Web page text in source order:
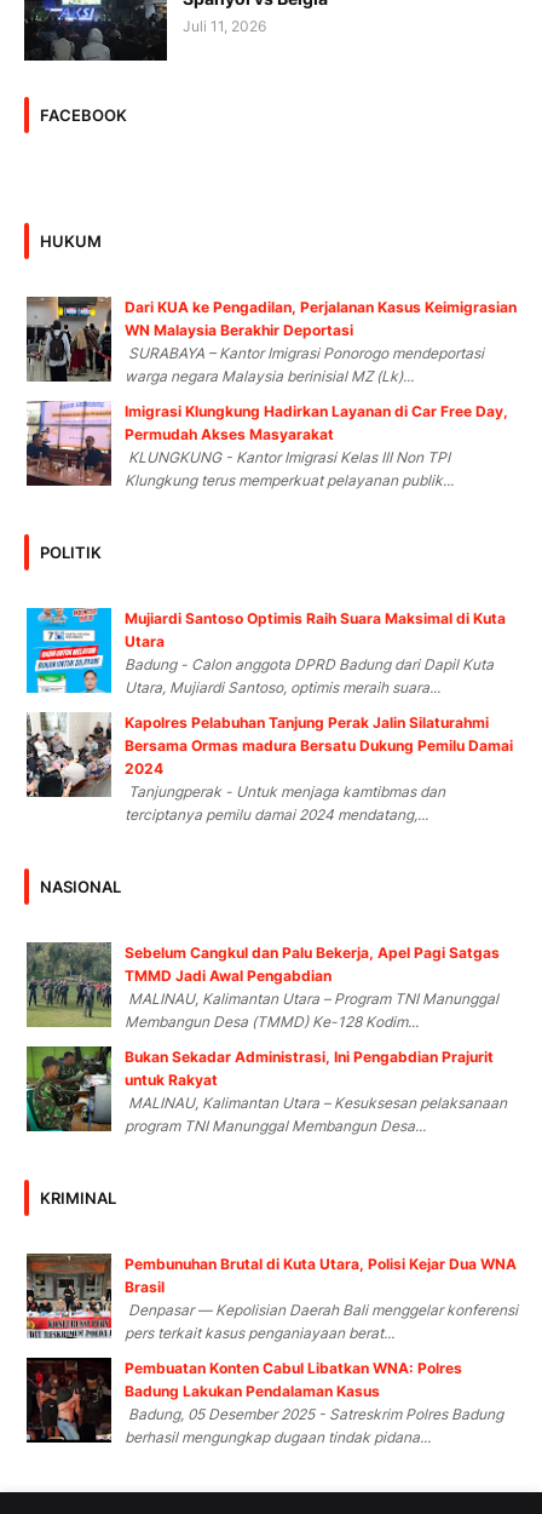
Juli 11, 2026
FACEBOOK
HUKUM
Dari KUA ke Pengadilan, Perjalanan Kasus Keimigrasian
WN Malaysia Berakhir Deportasi
SURABAYA – Kantor Imigrasi Ponorogo mendeportasi
warga negara Malaysia berinisial MZ (Lk)...
Imigrasi Klungkung Hadirkan Layanan di Car Free Day,
Permudah Akses Masyarakat
KLUNGKUNG - Kantor Imigrasi Kelas III Non TPI
Klungkung terus memperkuat pelayanan publik...
POLITIK
Mujiardi Santoso Optimis Raih Suara Maksimal di Kuta
Utara
Badung - Calon anggota DPRD Badung dari Dapil Kuta
Utara, Mujiardi Santoso, optimis meraih suara...
Kapolres Pelabuhan Tanjung Perak Jalin Silaturahmi
Bersama Ormas madura Bersatu Dukung Pemilu Damai
2024
Tanjungperak - Untuk menjaga kamtibmas dan
terciptanya pemilu damai 2024 mendatang,...
NASIONAL
Sebelum Cangkul dan Palu Bekerja, Apel Pagi Satgas
TMMD Jadi Awal Pengabdian
MALINAU, Kalimantan Utara – Program TNI Manunggal
Membangun Desa (TMMD) Ke-128 Kodim...
Bukan Sekadar Administrasi, Ini Pengabdian Prajurit
untuk Rakyat
MALINAU, Kalimantan Utara – Kesuksesan pelaksanaan
program TNI Manunggal Membangun Desa...
KRIMINAL
Pembunuhan Brutal di Kuta Utara, Polisi Kejar Dua WNA
Brasil
Denpasar — Kepolisian Daerah Bali menggelar konferensi
pers terkait kasus penganiayaan berat...
Pembuatan Konten Cabul Libatkan WNA: Polres
Badung Lakukan Pendalaman Kasus
Badung, 05 Desember 2025 - Satreskrim Polres Badung
berhasil mengungkap dugaan tindak pidana...